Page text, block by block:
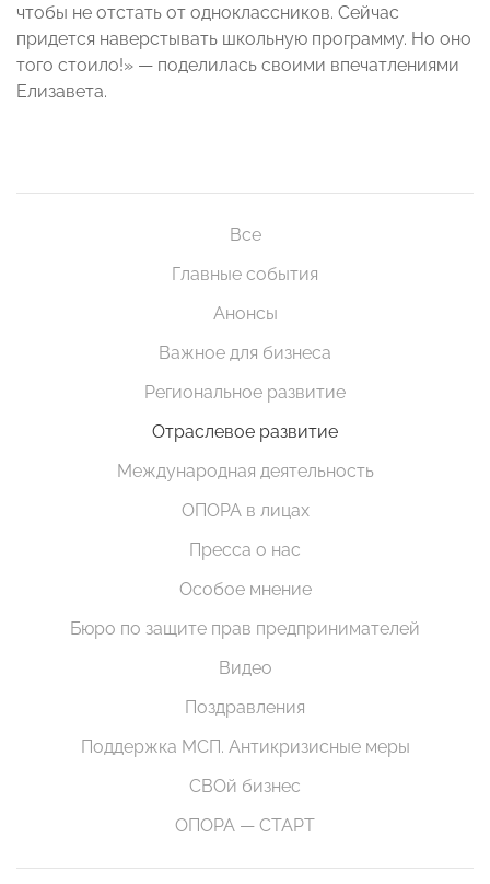
чтобы не отстать от одноклассников. Сейчас
придется наверстывать школьную программу. Но оно
того стоило!» — поделилась своими впечатлениями
Елизавета.
Все
Главные события
Анонсы
Важное для бизнеса
Региональное развитие
Отраслевое развитие
Международная деятельность
ОПОРА в лицах
Пресса о нас
Особое мнение
Бюро по защите прав предпринимателей
Видео
Поздравления
Поддержка МСП. Антикризисные меры
СВОй бизнес
ОПОРА — СТАРТ